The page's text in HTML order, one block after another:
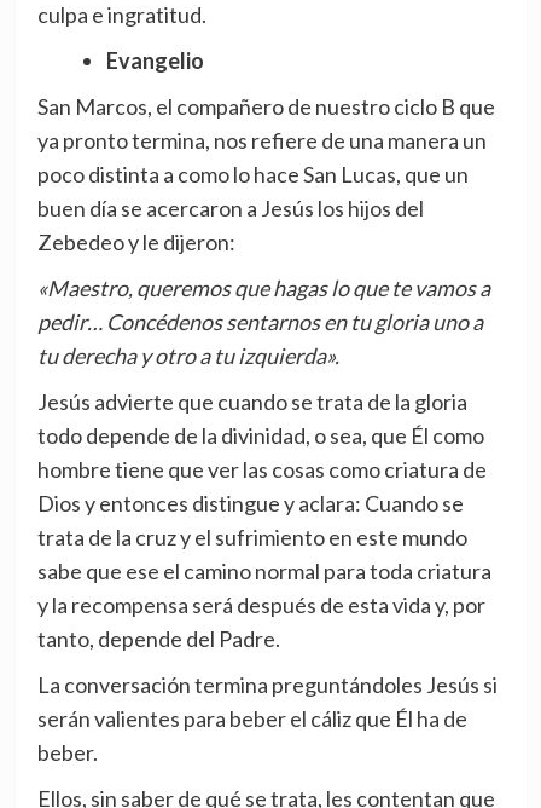
culpa e ingratitud.
Evangelio
San Marcos, el compañero de nuestro ciclo B que
ya pronto termina, nos refiere de una manera un
poco distinta a como lo hace San Lucas, que un
buen día se acercaron a Jesús los hijos del
Zebedeo y le dijeron:
«Maestro, queremos que hagas lo que te vamos a
pedir… Concédenos sentarnos en tu gloria uno a
tu derecha y otro a tu izquierda».
Jesús advierte que cuando se trata de la gloria
todo depende de la divinidad, o sea, que Él como
hombre tiene que ver las cosas como criatura de
Dios y entonces distingue y aclara: Cuando se
trata de la cruz y el sufrimiento en este mundo
sabe que ese el camino normal para toda criatura
y la recompensa será después de esta vida y, por
tanto, depende del Padre.
La conversación termina preguntándoles Jesús si
serán valientes para beber el cáliz que Él ha de
beber.
Ellos, sin saber de qué se trata, les contentan que